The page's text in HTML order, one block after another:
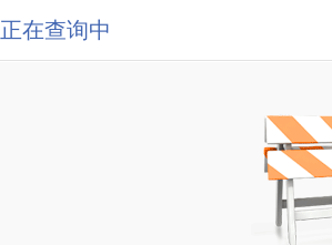
正在查询中